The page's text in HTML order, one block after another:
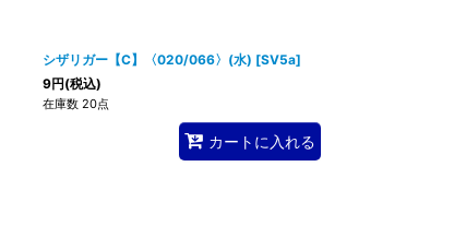
シザリガー【C】〈020/066〉(水) [SV5a]
9円(税込)
在庫数 20点
カートに入れる